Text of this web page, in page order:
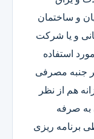
و ساختمان
و یا شرکت
استفاده
جنبه مصرفی
هم از نظر
به صرفه
برنامه ریزی